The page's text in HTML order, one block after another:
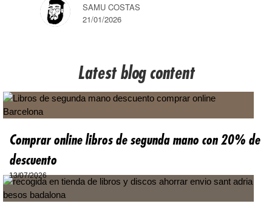
SAMU COSTAS
21/01/2026
Latest blog content
Comprar online libros de segunda mano con 20% de
descuento
13/07/2026